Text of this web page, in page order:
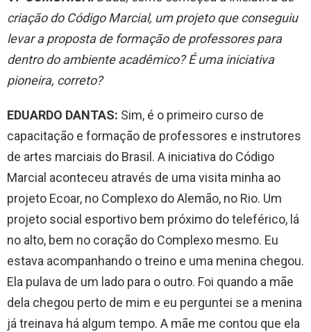
criação do Código Marcial, um projeto que conseguiu
levar a proposta de formação de professores para
dentro do ambiente acadêmico? É uma iniciativa
pioneira, correto?
EDUARDO DANTAS: Sim, é o primeiro curso de
capacitação e formação de professores e instrutores
de artes marciais do Brasil. A iniciativa do Código
Marcial aconteceu através de uma visita minha ao
projeto Ecoar, no Complexo do Alemão, no Rio. Um
projeto social esportivo bem próximo do teleférico, lá
no alto, bem no coração do Complexo mesmo. Eu
estava acompanhando o treino e uma menina chegou.
Ela pulava de um lado para o outro. Foi quando a mãe
dela chegou perto de mim e eu perguntei se a menina
já treinava há algum tempo. A mãe me contou que ela